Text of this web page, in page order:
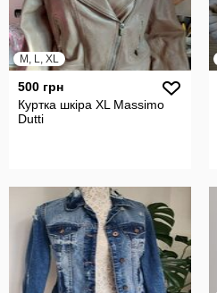
M, L, XL
500 грн
Куртка шкіра XL Massimo
Dutti